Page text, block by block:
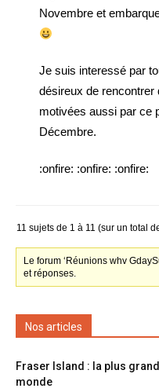
Novembre et
Je suis interessé par
désireux de rencontrer
motivées aussi par ce
Décembre.
:onfire: :onfire: :onfire:
11 sujets de 1 à 11 (sur un total
Le forum ‘Réunions whv
et réponses.
Nos articles
Fraser Island : la plus
monde